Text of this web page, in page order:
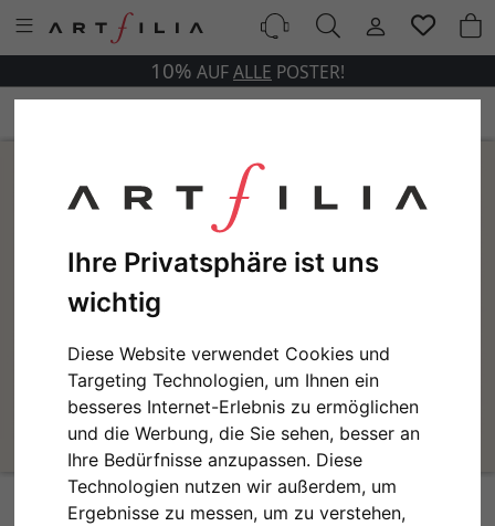
Ihre Privatsphäre ist uns
wichtig
Diese Website verwendet Cookies und
Targeting Technologien, um Ihnen ein
besseres Internet-Erlebnis zu ermöglichen
und die Werbung, die Sie sehen, besser an
Ihre Bedürfnisse anzupassen. Diese
Technologien nutzen wir außerdem, um
Ergebnisse zu messen, um zu verstehen,
10% AUFALLE POSTER!
Edvard Munch - Landscape of Kragero Variante 1 | 13x18 cm | Premium-